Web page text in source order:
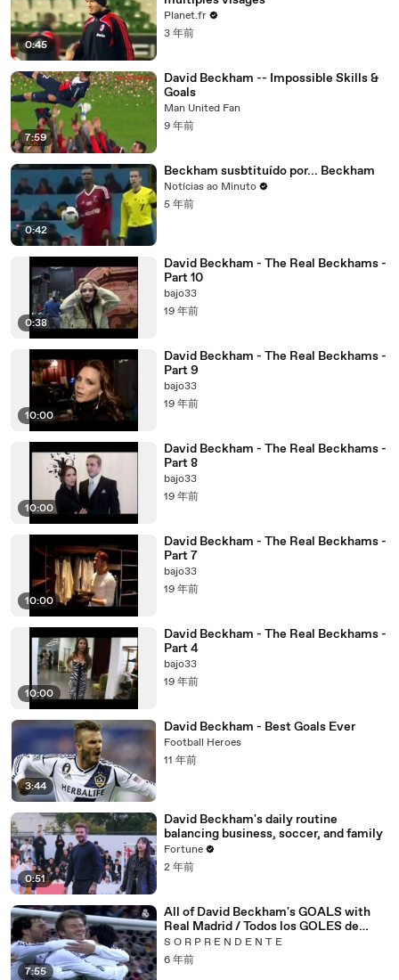
0:45
Planet.fr
3 年前
7:59
David Beckham -- Impossible Skills &
Goals
Man United Fan
9 年前
0:42
Beckham susbtituído por... Beckham
Notícias ao Minuto
5 年前
0:38
David Beckham - The Real Beckhams -
Part 10
bajo33
19 年前
10:00
David Beckham - The Real Beckhams -
Part 9
bajo33
19 年前
10:00
David Beckham - The Real Beckhams -
Part 8
bajo33
19 年前
10:00
David Beckham - The Real Beckhams -
Part 7
bajo33
19 年前
10:00
David Beckham - The Real Beckhams -
Part 4
bajo33
19 年前
3:44
David Beckham - Best Goals Ever
Football Heroes
11 年前
0:51
David Beckham's daily routine
balancing business, soccer, and family
Fortune
2 年前
7:55
All of David Beckham's GOALS with
Real Madrid / Todos los GOLES de
David Beckham con el Real Madrid
S O R P R E N D E N T E
6 年前